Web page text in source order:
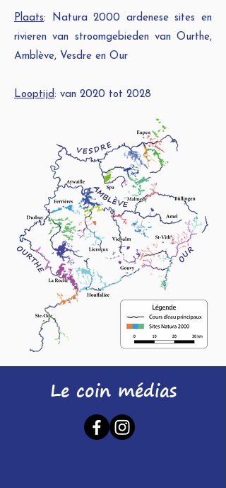
Plaats: Natura 2000 ardenese sites en
rivieren van stroomgebieden van Ourthe,
Amblève, Vesdre en Our
Looptijd: van 2020 tot 2028
Le coin médias